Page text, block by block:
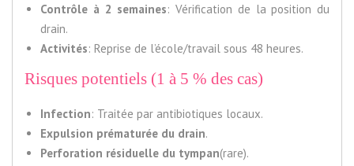
Contrôle à 2 semaines: Vérification de la position du
drain.
Activités: Reprise de l’école/travail sous 48 heures.
Risques potentiels (1 à 5 % des cas)
Infection: Traitée par antibiotiques locaux.
Expulsion prématurée du drain.
Perforation résiduelle du tympan(rare).